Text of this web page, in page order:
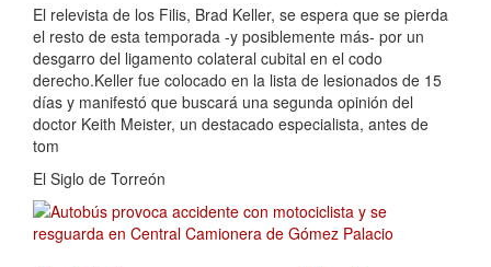
El relevista de los Filis, Brad Keller, se espera que se pierda
el resto de esta temporada -y posiblemente más- por un
desgarro del ligamento colateral cubital en el codo
derecho.Keller fue colocado en la lista de lesionados de 15
días y manifestó que buscará una segunda opinión del
doctor Keith Meister, un destacado especialista, antes de
tom
El Siglo de Torreón